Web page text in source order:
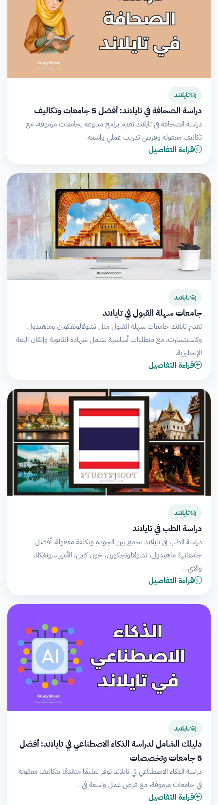
تايلاند
دراسة الصحافة في تايلاند: أفضل 5 جامعات وتكاليف
دراسة الصحافة في تايلاند تقدم برامج متنوعة بجامعات مرموقة، مع
تكاليف معقولة وفرص تدريب عملي واسعة.
قراءة التفاصيل
تايلاند
جامعات سهلة القبول في تايلاند
تقدم تايلاند جامعات سهلة القبول مثل تشولالونغكورن وماهيدول
وكاسيتسارت، مع متطلبات أساسية تشمل شهادة الثانوية وإتقان اللغة
الإنجليزية.
قراءة التفاصيل
تايلاند
دراسة الطب في تايلاند
دراسة الطب في تايلاند تجمع بين الجودة وتكلفة معقولة. أفضل
جامعاتها: ماهيدول، تشولالونجكورن، خون كاين، الأمير سونغكلا،
والاي…
قراءة التفاصيل
تايلاند
دليلك الشامل لدراسة الذكاء الاصطناعي في تايلاند: أفضل
5 جامعات وتخصصات
دراسة الذكاء الاصطناعي في تايلاند توفر تعليمًا متقدمًا بتكاليف معقولة
في جامعات مرموقة، مع فرص عمل واسعة في…
قراءة التفاصيل